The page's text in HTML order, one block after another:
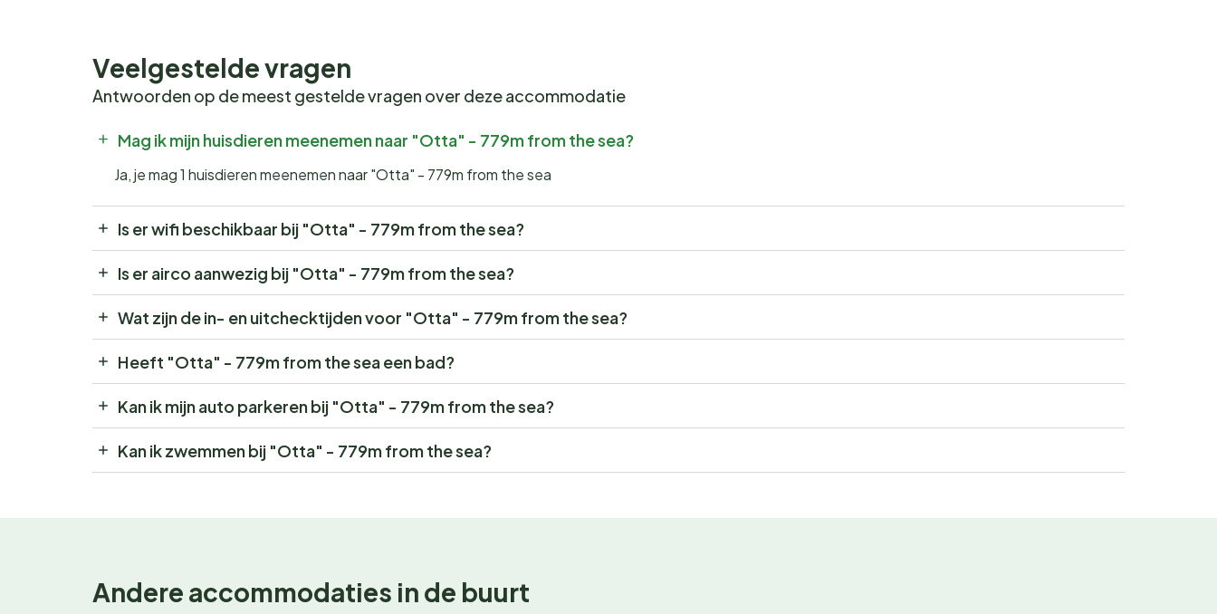
Veelgestelde vragen
Antwoorden op de meest gestelde vragen over deze accommodatie
Mag ik mijn huisdieren meenemen naar "Otta" - 779m from the sea?
Ja, je mag 1 huisdieren meenemen naar "Otta" - 779m from the sea
Is er wifi beschikbaar bij "Otta" - 779m from the sea?
Is er airco aanwezig bij "Otta" - 779m from the sea?
Wat zijn de in- en uitchecktijden voor "Otta" - 779m from the sea?
Heeft "Otta" - 779m from the sea een bad?
Kan ik mijn auto parkeren bij "Otta" - 779m from the sea?
Kan ik zwemmen bij "Otta" - 779m from the sea?
Andere accommodaties in de buurt